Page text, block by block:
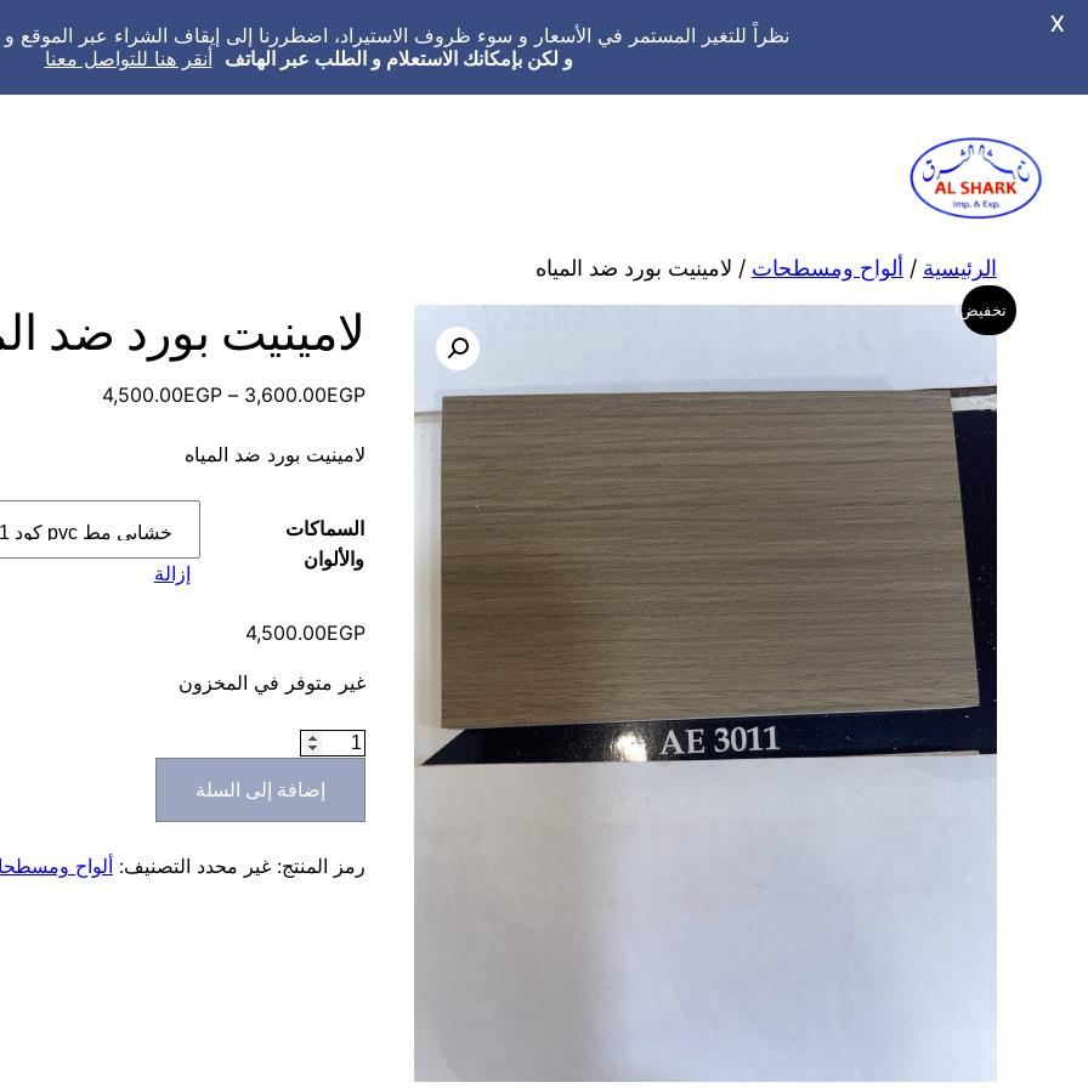
المحتوى
الرئيسية / ألواح ومسطحات / لامينيت بورد ضد المياه
تخفيض! لامينيت بورد ضد
3,600.00EGP
–
4,500.00EGP
⁦4,500.00EGP⁩
لامينيت بورد ضد المياه
السماكات
والألوان
إزالة
4,500.00EGP
غير متوفر في المخزون
كمية
المياه
إضافة إلى السلة
رمز المنتج:غير محدد التصنيف: ألواح
نظراً للتغير المستمر في الأسعار و سوء ظروف الاستيراد، اضطررنا إلى إيقاف الشراء عبر
و لكن بإمكانك الاستعلام و الطلب عبر الهاتف أنقر هنا للتواصل معنا
X